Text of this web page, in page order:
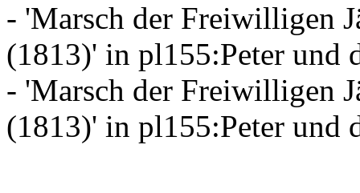
- 'Marsch der Freiwilligen
(1813)' in pl155:Peter und
- 'Marsch der Freiwilligen
(1813)' in pl155:Peter und